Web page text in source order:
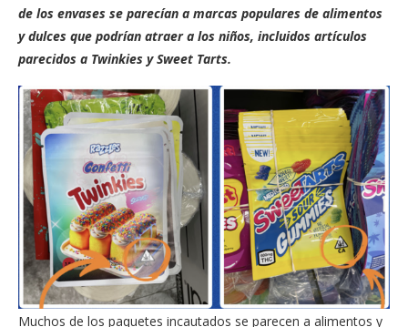
de los envases se parecían a marcas populares de alimentos
y dulces que podrían atraer a los niños, incluidos artículos
parecidos a Twinkies y Sweet Tarts.
Muchos de los paquetes incautados se parecen a alimentos y